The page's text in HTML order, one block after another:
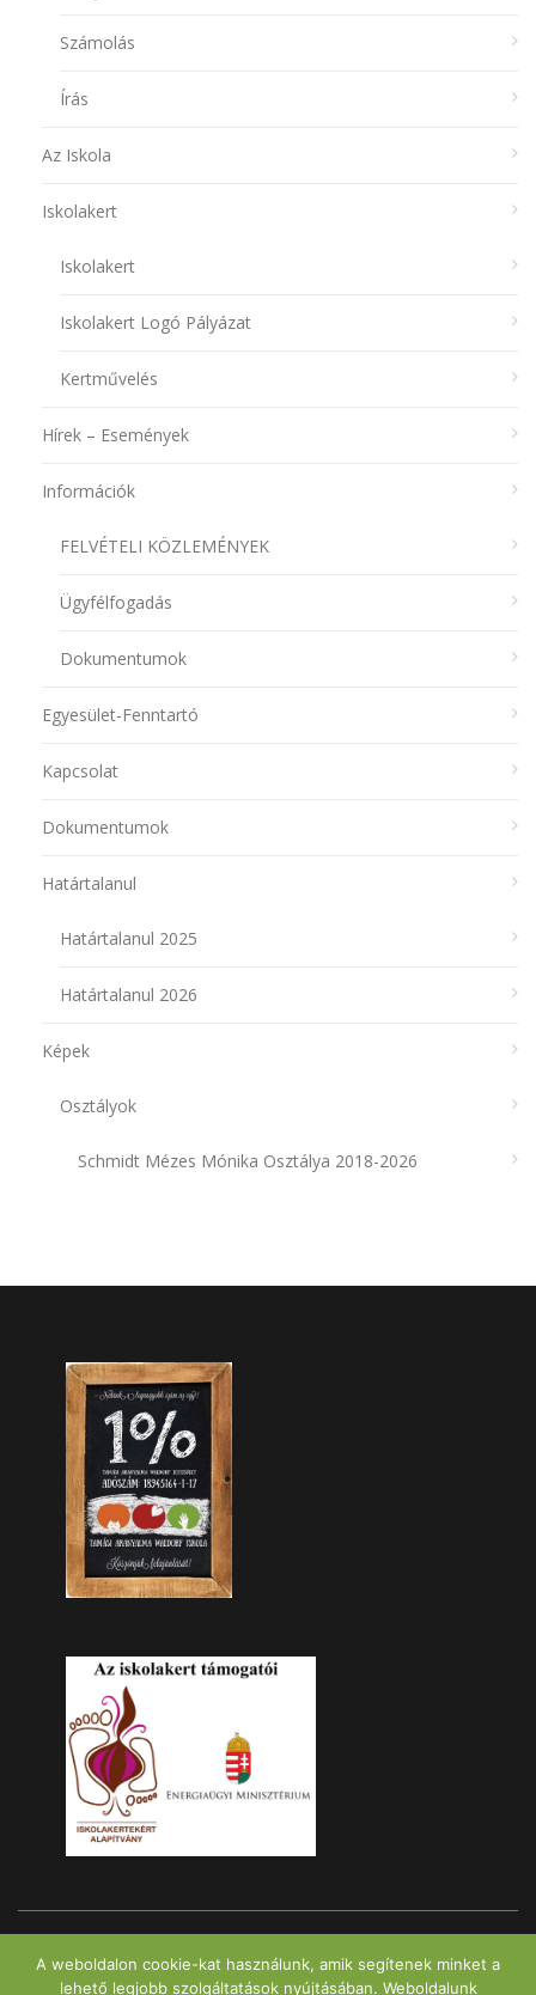
Számolás
Írás
Az Iskola
Iskolakert
Iskolakert
Iskolakert Logó Pályázat
Kertművelés
Hírek – Események
Információk
FELVÉTELI KÖZLEMÉNYEK
Ügyfélfogadás
Dokumentumok
Egyesület-Fenntartó
Kapcsolat
Dokumentumok
Határtalanul
Határtalanul 2025
Határtalanul 2026
Képek
Osztályok
Schmidt Mézes Mónika Osztálya 2018-2026
Minden jog fenntartva! - Tamási Waldorf Intézmény | WordPress Theme:
Enlighten
A weboldalon cookie-kat használunk, amik segítenek minket a
lehető legjobb szolgáltatások nyújtásában. Weboldalunk